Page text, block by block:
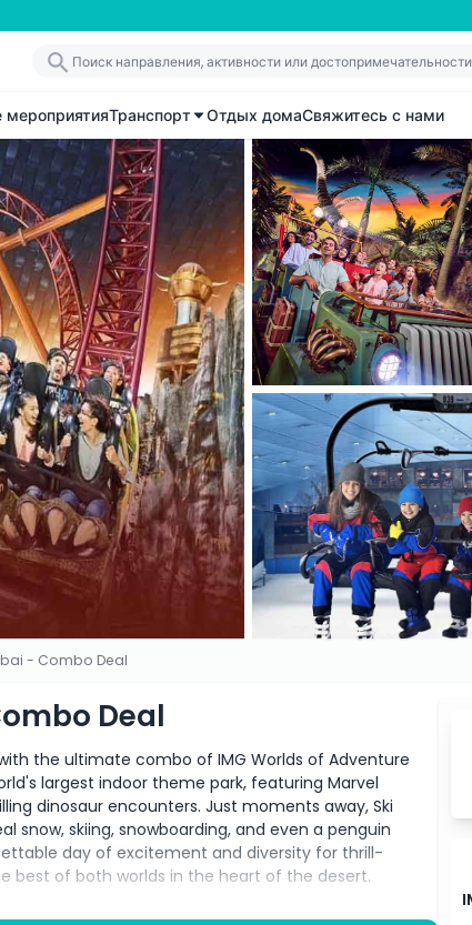
мероприятияТранспорт Отдых домаСвяжитесь с нами
- Combo Deal
Deal
the ultimate combo of IMG Worlds of Adventure
largest indoor theme park, featuring Marvel
dinosaur encounters. Just moments away, Ski
snow, skiing, snowboarding, and even a penguin
day of excitement and diversity for thrill-
best of both worlds in the heart of the desert.